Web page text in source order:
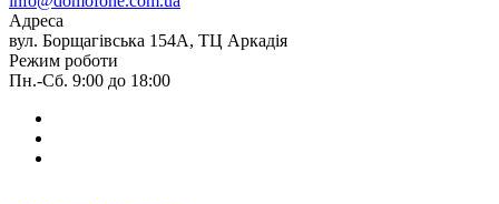
Адреса
вул. Борщагівська 154А, ТЦ Аркадія
Режим роботи
Пн.-Сб. 9:00 до 18:00